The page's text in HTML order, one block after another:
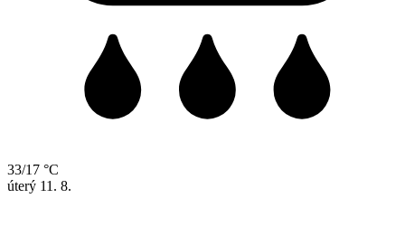
33/17 °C
úterý 11. 8.